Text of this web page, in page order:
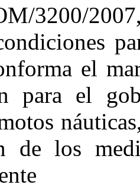
3200/
el
para el
los